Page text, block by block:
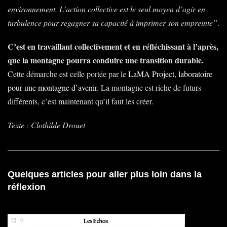
environnement. L’action collective est le seul moyen d’agir en
turbulence pour regagner sa capacité à imprimer son empreinte”.
C’est en travaillant collectivement et en réfléchissant à l’après,
que la montagne pourra conduire une transition durable.
Cette démarche est celle portée par leLaMA Project, laboratoire
pour une montagne d’avenir. La montagne est riche de futurs
différents, c’est maintenant qu’il faut les créer.
Texte : Clothilde Drouet
Quelques articles pour aller plus loin dans la
réflexion